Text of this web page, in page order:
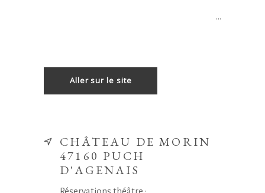
…
Aller sur le site
CHÂTEAU DE MORIN
47160 PUCH
D'AGENAIS